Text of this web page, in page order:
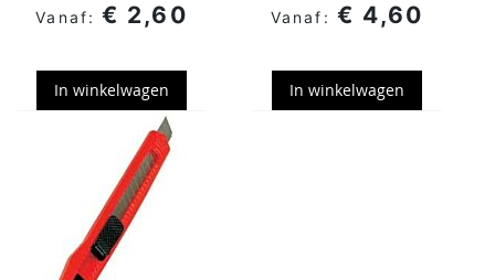
€ 2,60
In winkelwagen
€ 4,60
In winkelwagen